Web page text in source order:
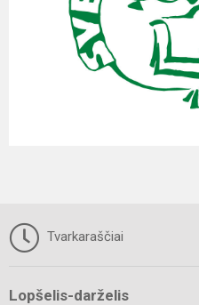
Tvarkaraščiai
Lopšelis-darželis